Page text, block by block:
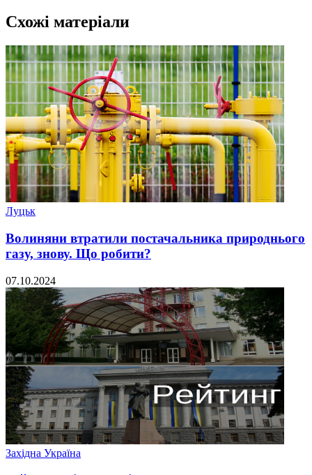
Схожі матеріали
Луцьк
Волиняни втратили постачальника природнього
газу, знову. Що робити?
07.10.2024
Західна Україна